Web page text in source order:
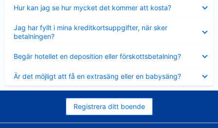
Hur kan jag se hur mycket det kommer att kosta?
mindre
Jag har fyllt i mina kreditkortsuppgifter, när sker
betalningen?
mindre
Begär hotellet en deposition eller förskottsbetalning?
mindre
Är det möjligt att få en extrasäng eller en babysäng?
mindre
Registrera ditt boende